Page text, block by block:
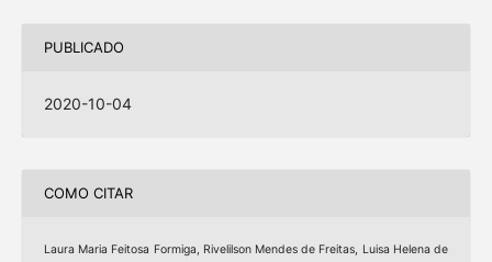
PUBLICADO
2020-10-04
COMO CITAR
Laura Maria Feitosa Formiga, Rivelilson Mendes de Freitas, Luisa Helena de